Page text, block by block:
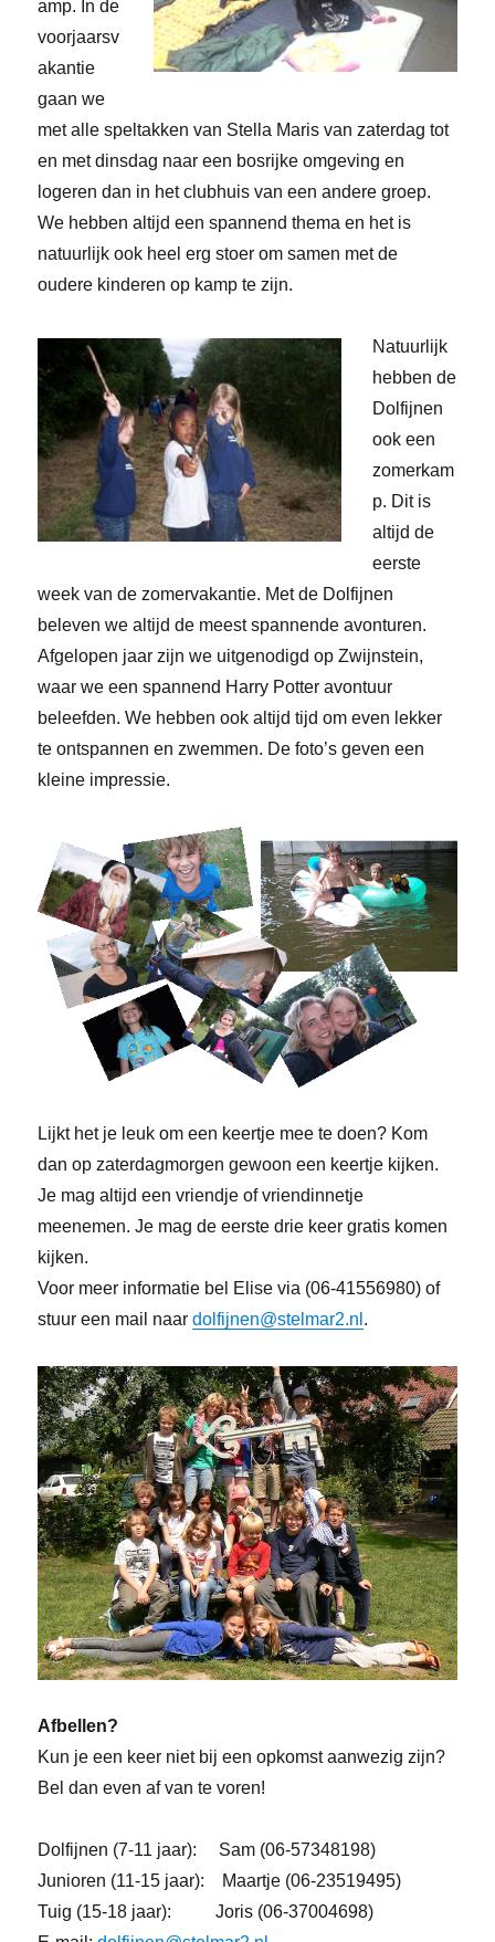
amp. In de
voorjaarsv
akantie
gaan we
met alle speltakken van Stella Maris van zaterdag tot
en met dinsdag naar een bosrijke omgeving en
logeren dan in het clubhuis van een andere groep.
We hebben altijd een spannend thema en het is
natuurlijk ook heel erg stoer om samen met de
oudere kinderen op kamp te zijn.
Natuurlijk
hebben de
Dolfijnen
ook een
zomerkam
p. Dit is
altijd de
eerste
week van de zomervakantie. Met de Dolfijnen
beleven we altijd de meest spannende avonturen.
Afgelopen jaar zijn we uitgenodigd op Zwijnstein,
waar we een spannend Harry Potter avontuur
beleefden. We hebben ook altijd tijd om even lekker
te ontspannen en zwemmen. De foto’s geven een
kleine impressie.
Lijkt het je leuk om een keertje mee te doen? Kom
dan op zaterdagmorgen gewoon een keertje kijken.
Je mag altijd een vriendje of vriendinnetje
meenemen. Je mag de eerste drie keer gratis komen
kijken.
Voor meer informatie bel Elise via (06-41556980) of
stuur een mail naardolfijnen@stelmar2.nl .
Afbellen?
Kun je een keer niet bij een opkomst aanwezig zijn?
Bel dan even af van te voren!
Dolfijnen (7-11 jaar): Sam (06-57348198)
Junioren (11-15 jaar): Maartje (06-23519495)
Tuig (15-18 jaar): Joris (06-37004698)